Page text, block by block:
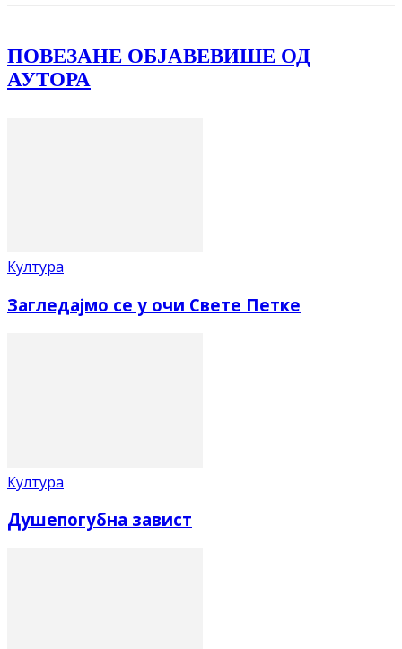
ПОВЕЗАНЕ ОБЈАВЕВИШЕ ОД
АУТОРА
Култура
Загледајмо се у очи Свете Петке
Култура
Душепогубна завист